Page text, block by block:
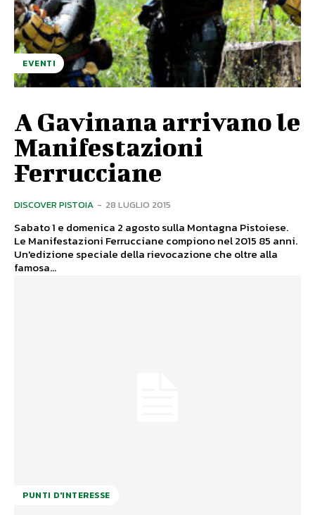
EVENTI
A Gavinana arrivano le
Manifestazioni
Ferrucciane
DISCOVER PISTOIA - 28 LUGLIO 2015
Sabato 1 e domenica 2 agosto sulla Montagna Pistoiese.
Le Manifestazioni Ferrucciane compiono nel 2015 85 anni.
Un'edizione speciale della rievocazione che oltre alla
famosa...
PUNTI D'INTERESSE